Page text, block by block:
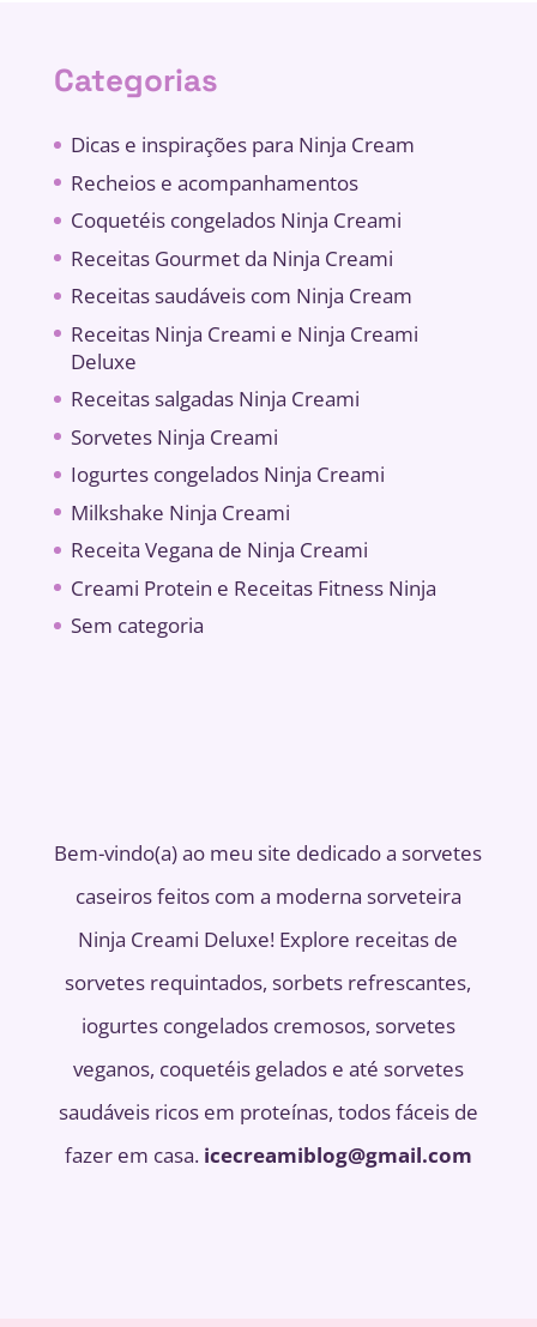
Categorias
Dicas e inspirações para Ninja Cream
Recheios e acompanhamentos
Coquetéis congelados Ninja Creami
Receitas Gourmet da Ninja Creami
Receitas saudáveis ​​com Ninja Cream
Receitas Ninja Creami e Ninja Creami
Deluxe
Receitas salgadas Ninja Creami
Sorvetes Ninja Creami
Iogurtes congelados Ninja Creami
Milkshake Ninja Creami
Receita Vegana de Ninja Creami
Creami Protein e Receitas Fitness Ninja
Sem categoria
Bem-vindo(a) ao meu site dedicado a sorvetes
caseiros feitos com a moderna sorveteira
Ninja Creami Deluxe! Explore receitas de
sorvetes requintados, sorbets refrescantes,
iogurtes congelados cremosos, sorvetes
veganos, coquetéis gelados e até sorvetes
saudáveis ​​ricos em proteínas, todos fáceis de
fazer em casa. icecreamiblog@gmail.com